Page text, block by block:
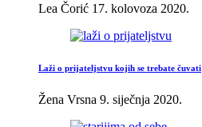
Lea Čorić 17. kolovoza 2020.
Laži o prijateljstvu kojih se trebate čuvati
Žena Vrsna 9. siječnja 2020.